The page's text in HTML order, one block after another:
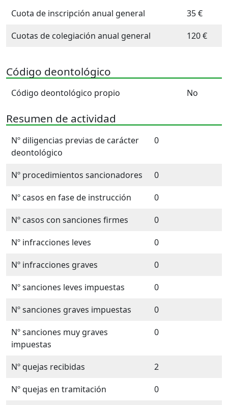
Cuota de inscripción anual general
35 €
Cuotas de colegiación anual general
120 €
Código deontológico
Código deontológico propio No
Resumen de actividad
Nº diligencias previas de carácter
deontológico
0
Nº procedimientos sancionadores
0
Nº casos en fase de instrucción
0
Nº casos con sanciones firmes
0
Nº infracciones leves
0
Nº infracciones graves
0
Nº sanciones leves impuestas
0
Nº sanciones graves impuestas
0
Nº sanciones muy graves
impuestas
0
Nº quejas recibidas
2
Nº quejas en tramitación
0